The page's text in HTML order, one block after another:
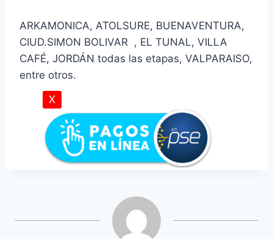
ARKAMONICA, ATOLSURE, BUENAVENTURA,
CIUD.SIMON BOLIVAR , EL TUNAL, VILLA
CAFÉ, JORDÁN todas las etapas, VALPARAISO,
entre otros.
X